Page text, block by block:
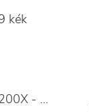
kék
Buggy MiniRocket Cheetah 200X - gyerekeknek és felnőtteknek